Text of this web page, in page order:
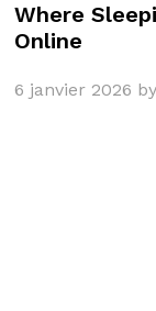
Where
Online
6 janvier 2026 by